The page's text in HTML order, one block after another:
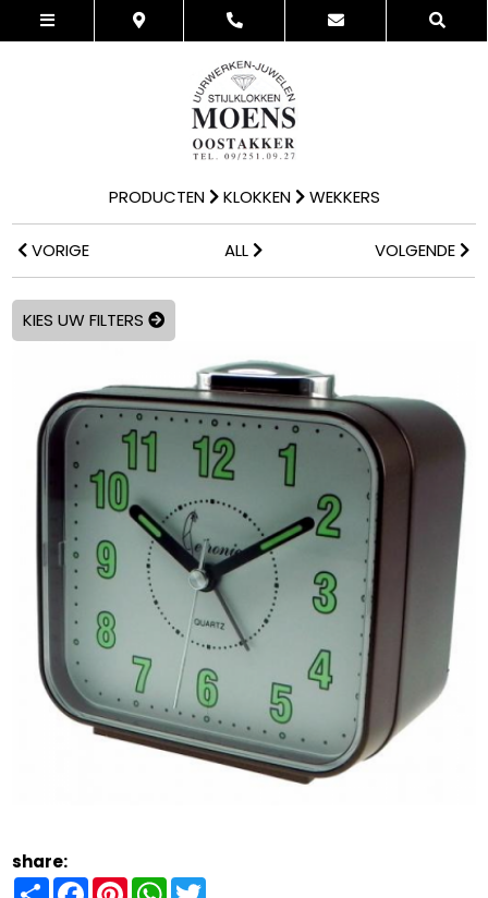
PRODUCTEN KLOKKEN WEKKERS
VORIGE ALL VOLGENDE
KIES UW FILTERS
share:
ShareFacebookPinterestWhatsApp